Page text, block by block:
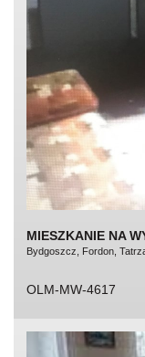
MIESZKANIE NA
Bydgoszcz, Fordon,
OLM-MW-4617